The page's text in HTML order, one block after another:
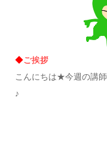
◆ご挨拶
こんにちは★今週の講
♪